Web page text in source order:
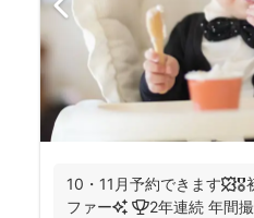
10・11月予約できます🍁🎖
ファー✨ 🏆2年連続 年間撮影数 全国1位✨ 🥇口コ